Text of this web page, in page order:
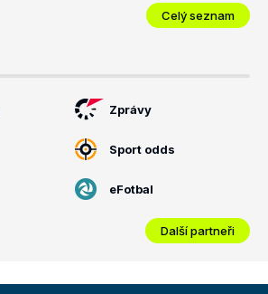
Celý seznam
Zprávy
Sport odds
eFotbal
Další partneři